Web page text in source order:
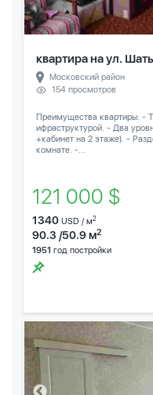
квартира на ул.
Московский район
154 просмотров
Преимущества квартиры: -
ифраструктурой. - Два
+кабинет на 2 этаже). -
комнате. -...
121 000 $
1340 USD / м2
90.3 /50.9 м2
1951 год постройки